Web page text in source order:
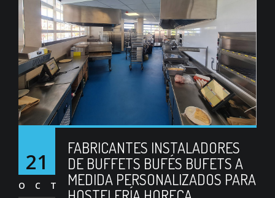
21
OCT
FABRICANTES INSTALADORES
DE BUFFETS BUFÉS BUFETS A
MEDIDA PERSONALIZADOS PARA